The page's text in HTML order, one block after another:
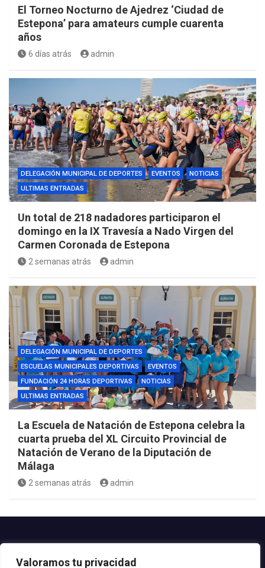
Valoramos tu privacidad
El Torneo Nocturno de Ajedrez ‘Ciudad de
Estepona’ para amateurs cumple cuarenta
años
6 días atrás admin
DELEGACIÓN MUNICIPAL DE DEPORTES EVENTOS
NOTICIAS
ULTIMAS ENTRADAS
Un total de 218 nadadores participaron el
domingo en la IX Travesía a Nado Virgen del
Carmen Coronada de Estepona
2 semanas atrás admin
DELEGACIÓN MUNICIPAL DE DEPORTES
ESCUELAS MUNICIPALES DEPORTIVAS
EVENTOS
FUNDACIÓN 24 HORAS DEPORTIVAS
NOTICIAS
ULTIMAS ENTRADAS
La Escuela de Natación de Estepona celebra la
cuarta prueba del XL Circuito Provincial de
Natación de Verano de la Diputación de
Málaga
2 semanas atrás admin
Teléfono: 952.80.24.44